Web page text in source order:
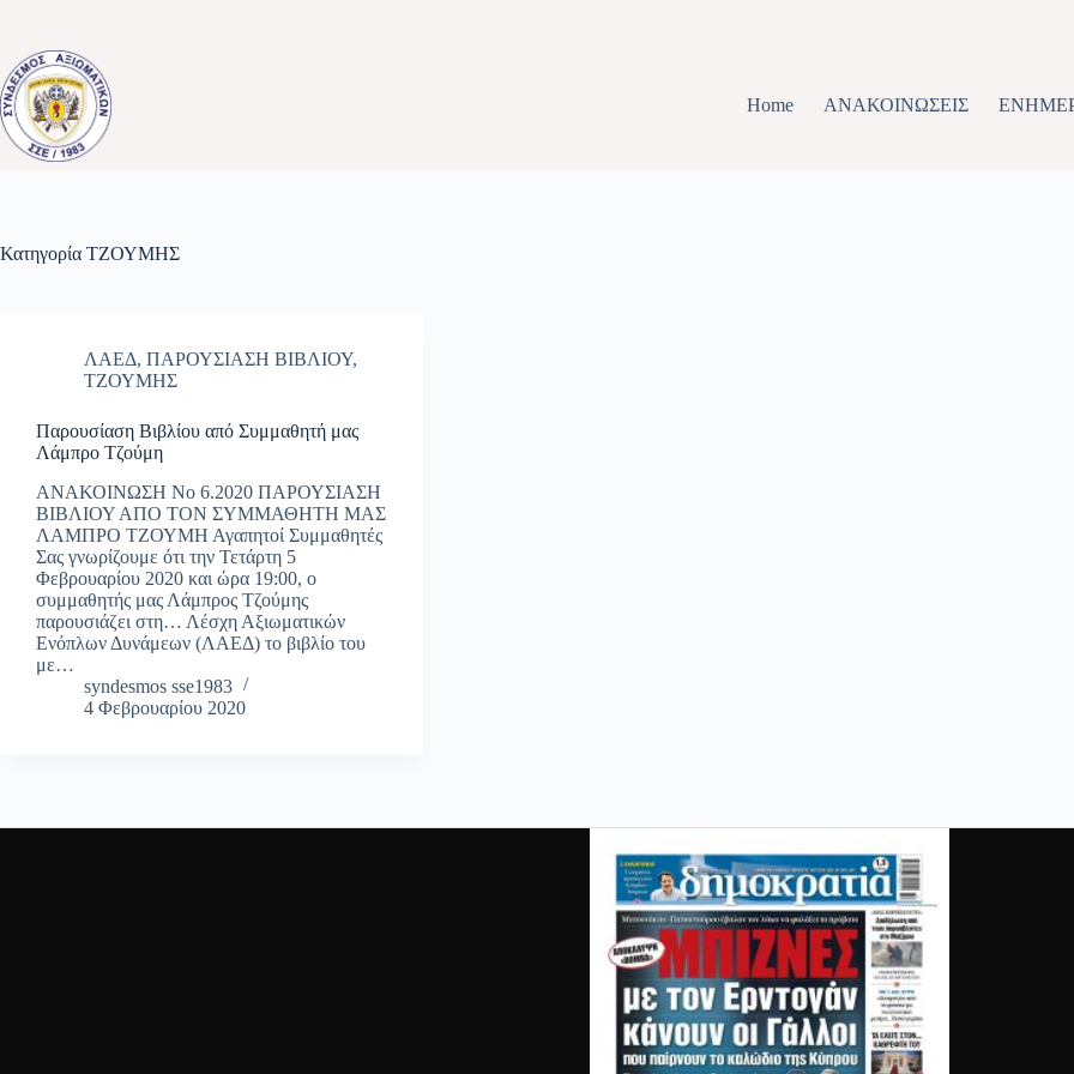
περιεχόμενο
Home ΑΝΑΚΟΙΝΩΣΕΙΣ
Κατηγορία ΤΖΟΥΜΗΣ
ΛΑΕΔ, ΠΑΡΟΥΣΙΑΣΗ ΒΙΒΛΙΟΥ,
ΤΖΟΥΜΗΣ
Παρουσίαση Βιβλίου από Συμμαθητή μας
Λάμπρο Τζούμη
ΑΝΑΚΟΙΝΩΣΗ Νο 6.2020 ΠΑΡΟΥΣΙΑΣΗ
ΒΙΒΛΙΟΥ ΑΠΟ ΤΟΝ ΣΥΜΜΑΘΗΤΗ ΜΑΣ
ΛΑΜΠΡΟ ΤΖΟΥΜΗ Αγαπητοί Συμμαθητές
Σας γνωρίζουμε ότι την Τετάρτη 5
Φεβρουαρίου 2020 και ώρα 19:00, ο
συμμαθητής μας Λάμπρος Τζούμης
παρουσιάζει στη… Λέσχη Αξιωματικών
Ενόπλων Δυνάμεων (ΛΑΕΔ) το βιβλίο του
με…
syndesmos sse1983
4 Φεβρουαρίου 2020